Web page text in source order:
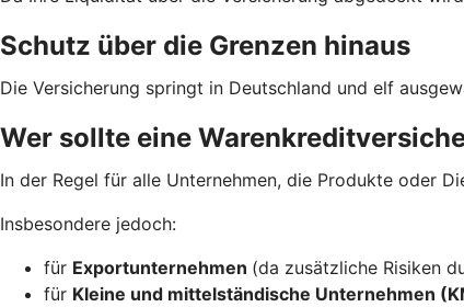
Schutz über die Grenzen hinaus
Die Versicherung springt in Deutschland und elf
Wer sollte eine
In der Regel für alle Unternehmen, die Produkte oder
Insbesondere jedoch:
für Exportunternehmen (da zusätzliche Risiken
für Kleine und mittelständische Unternehmen